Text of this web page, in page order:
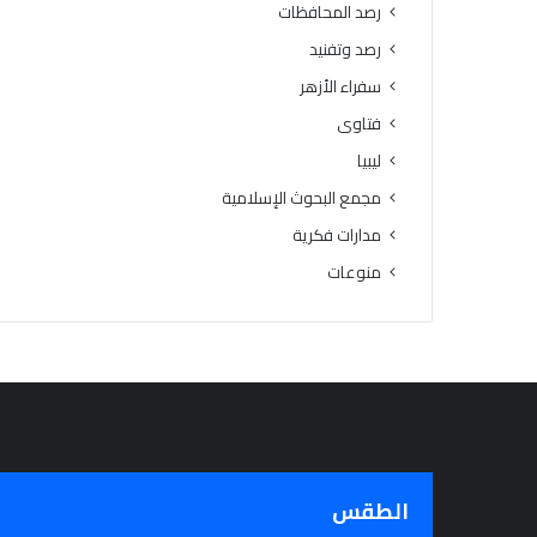
رصد المحافظات
رصد وتفنيد
سفراء الأزهر
فتاوى
ليبيا
مجمع البحوث الإسلامية
مدارات فكرية
منوعات
الطقس